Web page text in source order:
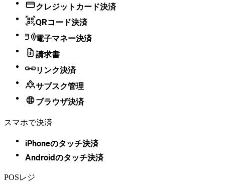
クレジットカード決済
QRコード決済
電子マネー決済
請求書
リンク決済
サブスク管理
ブラウザ決済
スマホで決済
iPhoneのタッチ決済
Androidのタッチ決済
POSレジ